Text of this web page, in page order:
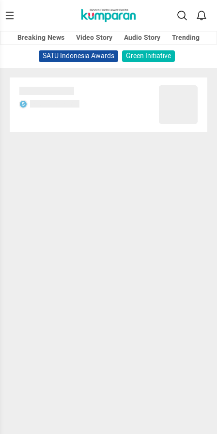
Breaking News Video Story Audio Story
Trending
SATU Indonesia Awards
Green Initiative
S